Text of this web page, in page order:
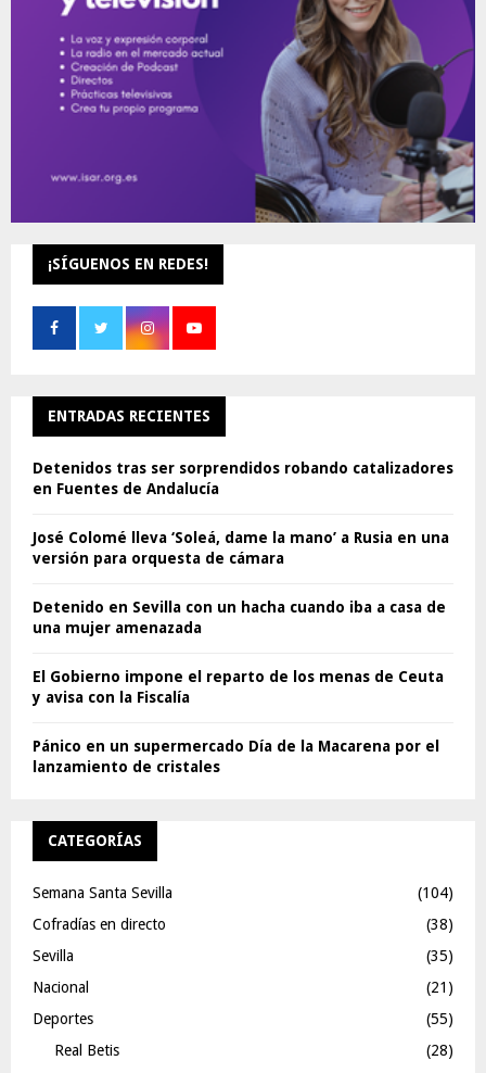
¡SÍGUENOS EN REDES!
ENTRADAS RECIENTES
Detenidos tras ser sorprendidos robando catalizadores
en Fuentes de Andalucía
José Colomé lleva ‘Soleá, dame la mano’ a Rusia en una
versión para orquesta de cámara
Detenido en Sevilla con un hacha cuando iba a casa de
una mujer amenazada
El Gobierno impone el reparto de los menas de Ceuta
y avisa con la Fiscalía
Pánico en un supermercado Día de la Macarena por el
lanzamiento de cristales
CATEGORÍAS
Semana Santa Sevilla
(104)
Cofradías en directo
(38)
Sevilla
(35)
Nacional
(21)
Deportes
(55)
Real Betis
(28)